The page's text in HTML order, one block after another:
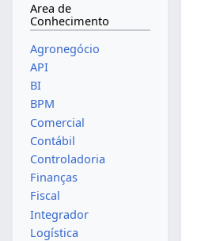
Area de
Conhecimento
Agronegócio
API
BI
BPM
Comercial
Contábil
Controladoria
Finanças
Fiscal
Integrador
Logística